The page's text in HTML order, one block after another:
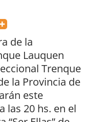
de la
Lauquen
Trenque
la Provincia de
este
las 20 hs. en el